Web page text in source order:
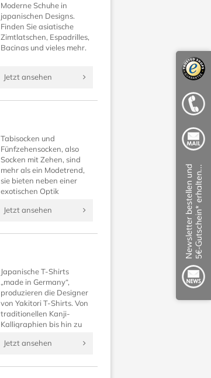
Moderne Schuhe in
japanischen Designs.
Finden Sie asiatische
Zimtlatschen, Espadrilles,
Bacinas und vieles mehr.
Jetzt ansehen
Tabisocken und
Fünfzehensocken, also
Socken mit Zehen, sind
mehr als ein Modetrend,
sie bieten neben einer
exotischen Optik
Tragekomfort!
selbst!
Jetzt ansehen
Japanische T-Shirts
„made in Germany“,
produzieren die Designer
von Yakitori T-Shirts. Von
traditionellen Kanji-
Kalligraphien bis hin zu
sich für jeden Geschmack
Shirt.
Jetzt ansehen